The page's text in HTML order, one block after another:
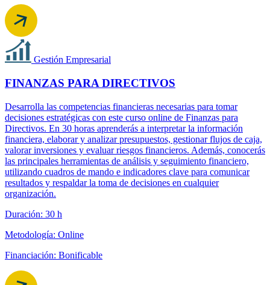
Gestión Empresarial
FINANZAS PARA DIRECTIVOS
Desarrolla las competencias financieras necesarias para tomar
decisiones estratégicas con este curso online de Finanzas para
Directivos. En 30 horas aprenderás a interpretar la información
financiera, elaborar y analizar presupuestos, gestionar flujos de caja,
valorar inversiones y evaluar riesgos financieros. Además, conocerás
las principales herramientas de análisis y seguimiento financiero,
utilizando cuadros de mando e indicadores clave para comunicar
resultados y respaldar la toma de decisiones en cualquier
organización.
Duración: 30 h
Metodología: Online
Financiación: Bonificable